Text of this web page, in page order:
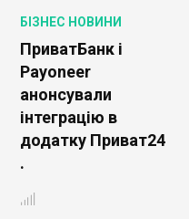
БІЗНЕС НОВИНИ
ПриватБанк і
Payoneer
анонсували
інтеграцію в
додатку Приват24
.